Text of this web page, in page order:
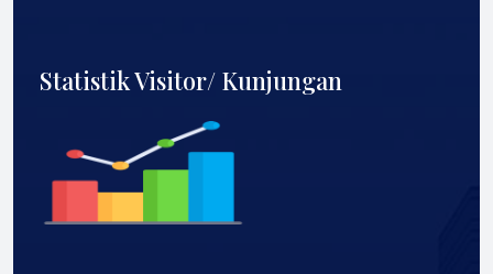
Statistik Visitor/ Kunjungan